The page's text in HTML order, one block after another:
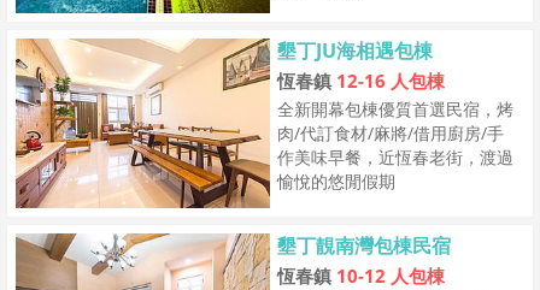
墾丁JU海相遇包棟
恆春鎮 12-16 人包棟
全新開幕包棟優質首選民宿，烤
肉/代訂食材/麻將/借用廚房/手
作美味早餐，近恆春老街，渡過
愉悅的悠閒假期
墾丁靚南灣包棟民宿
恆春鎮 10-12 人包棟